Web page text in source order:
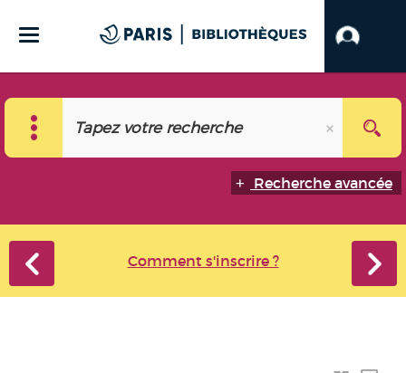
Recherche avancée
Comment s'inscrire ?
Lien